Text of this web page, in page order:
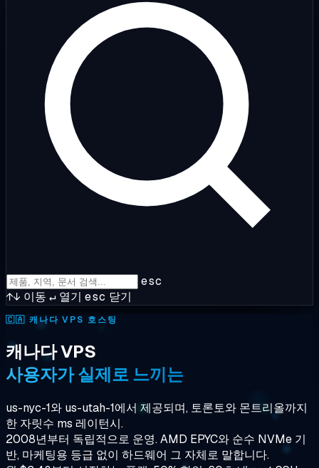
esc
↑↓ 이동 ↵ 열기 esc 닫기
🇨🇦 캐나다 VPS 호스팅
캐나다 VPS
사용자가 실제로 느끼는
us-nyc-1와 us-utah-1에서 제공되며, 토론토와 몬트리올까지
한 자릿수 ms 레이턴시.
2008년부터 독립적으로 운영. AMD EPYC와 순수 NVMe 기
반, 마케팅용 등급 없이 하드웨어 그 자체로 말합니다.